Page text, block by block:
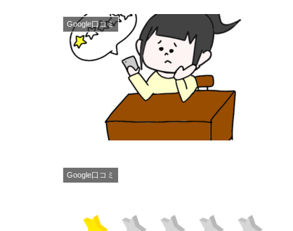
Google口コミ
Google口コミ